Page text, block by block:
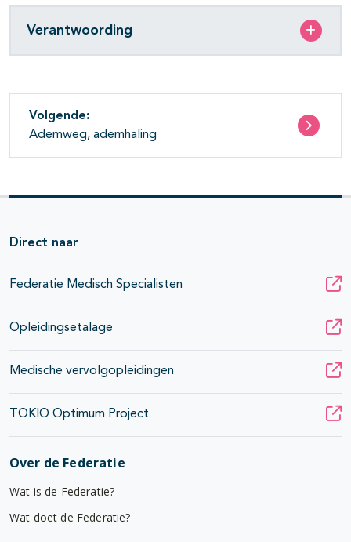
Verantwoording
Volgende:
Ademweg, ademhaling
Direct naar
Federatie Medisch Specialisten
Opleidingsetalage
Medische vervolgopleidingen
TOKIO Optimum Project
Over de Federatie
Wat is de Federatie?
Wat doet de Federatie?